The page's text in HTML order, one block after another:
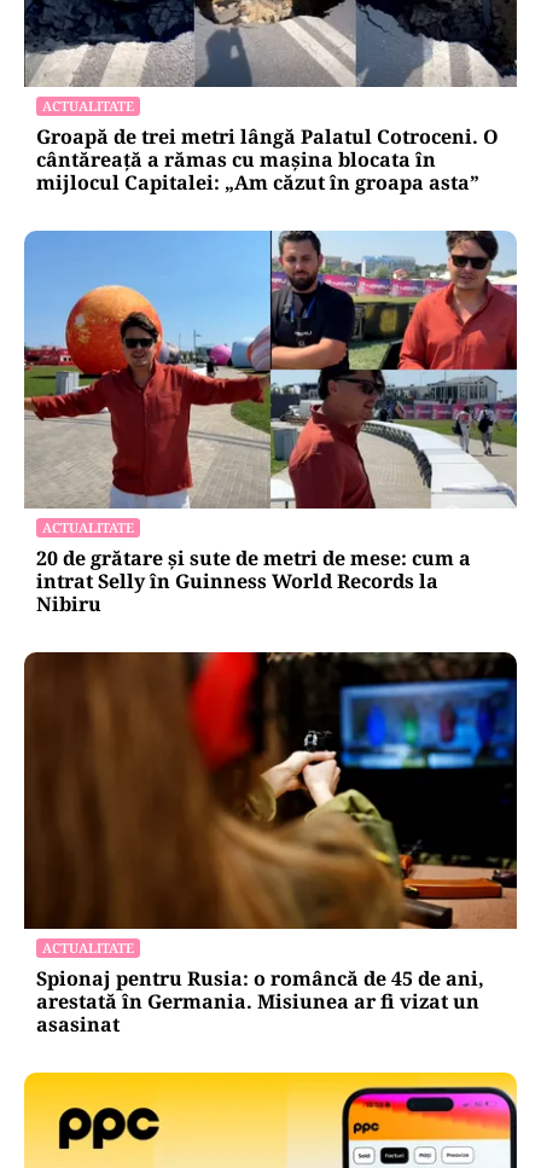
ACTUALITATE
Groapă de trei metri lângă Palatul Cotroceni. O
cântăreață a rămas cu mașina blocata în
mijlocul Capitalei: „Am căzut în groapa asta”
ACTUALITATE
20 de grătare și sute de metri de mese: cum a
intrat Selly în Guinness World Records la
Nibiru
ACTUALITATE
Spionaj pentru Rusia: o româncă de 45 de ani,
arestată în Germania. Misiunea ar fi vizat un
asasinat